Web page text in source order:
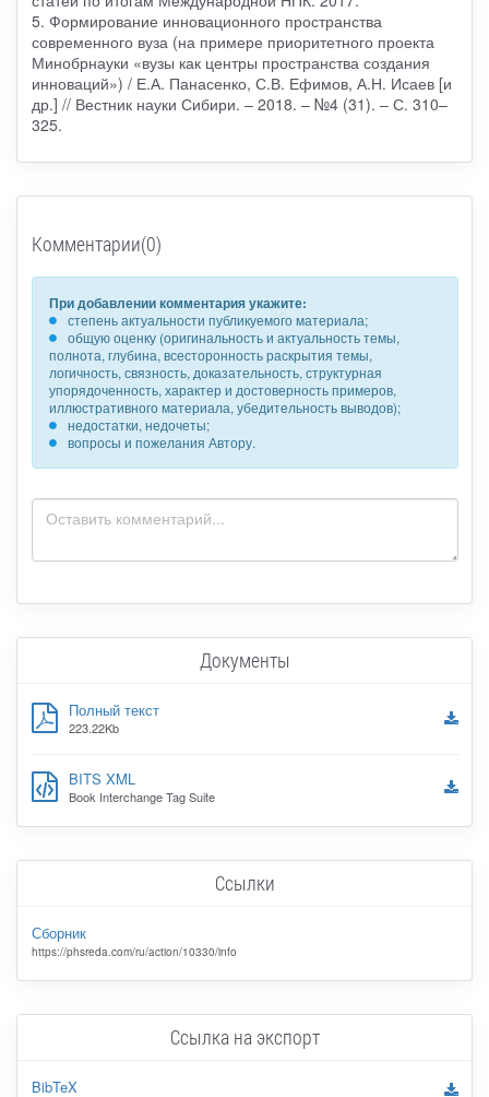
5. Формирование инновационного пространства
современного вуза (на примере приоритетного проекта
Минобрнауки «вузы как центры пространства создания
инноваций») / Е.А. Панасенко, С.В. Ефимов, А.Н. Исаев [и
др.] // Вестник науки Сибири. – 2018. – №4 (31). – С. 310–
325.
Комментарии(0)
При добавлении комментария укажите:
степень актуальности публикуемого материала;
общую оценку (оригинальность и актуальность темы,
полнота, глубина, всесторонность раскрытия темы,
логичность, связность, доказательность, структурная
упорядоченность, характер и достоверность примеров,
иллюстративного материала, убедительность выводов);
недостатки, недочеты;
вопросы и пожелания Автору.
Документы
Полный текст
223.22Kb
BITS XML
Book Interchange Tag Suite
Ссылки
Сборник
https://phsreda.com/ru/action/10330/info
Ссылка на экспорт
BibTeX